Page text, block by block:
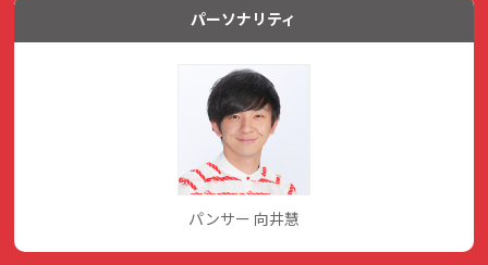
パーソナリティ
パンサー 向井慧